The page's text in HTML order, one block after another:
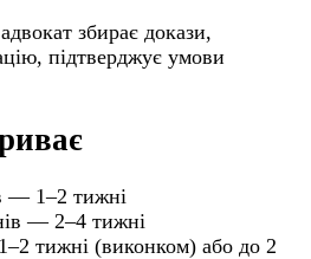
збирає докази,
підтверджує умови
— 1–2 тижні
— 2–4 тижні
тижні (виконком) або до 2